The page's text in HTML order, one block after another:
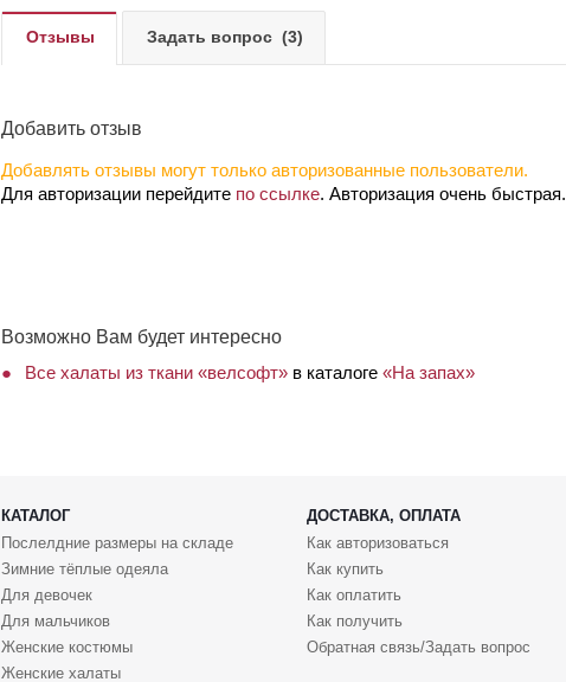
Отзывы Задать вопрос (3)
Добавить отзыв
Добавлять отзывы могут только авторизованные пользователи.
Для авторизации перейдите по ссылке. Авторизация очень быстрая.
Возможно Вам будет интересно
Все халаты из ткани «велсофт» в каталоге «На запах»
КАТАЛОГ ДОСТАВКА, ОПЛАТА
Послелдние размеры на складе
Зимние тёплые одеяла
Для девочек
Для мальчиков
Женские костюмы
Женские халаты
Как авторизоваться
Как купить
Как оплатить
Как получить
Обратная связь/Задать вопрос